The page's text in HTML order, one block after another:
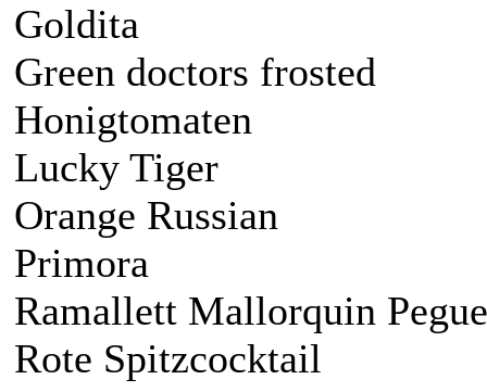
Goldita
Green doctors frosted
Honigtomaten
Lucky Tiger
Orange Russian
Primora
Ramallett Mallorquin
Rote Spitzcocktail